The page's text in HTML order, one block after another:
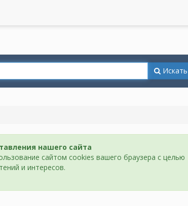
Искать
нашего сайта
сайтом cookies вашего браузера с целью
и интересов.